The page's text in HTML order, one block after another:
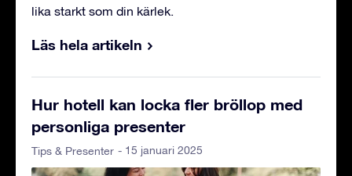
lika starkt som din kärlek.
Läs hela artikeln
Hur hotell kan locka fler bröllop med
personliga presenter
Tips & Presenter - 15 januari 2025